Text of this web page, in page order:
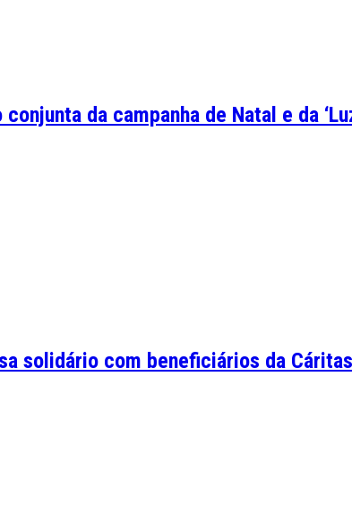
da campanha de Natal e da
solidário com beneficiários da